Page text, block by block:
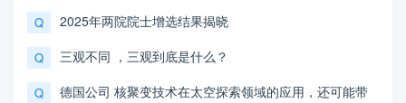
Q 2025年两院院士增选结果揭晓
Q 三观不同 ，三观到底是什么？
Q
德国公司 核聚变技术在太空探索领域的应用，还可能带